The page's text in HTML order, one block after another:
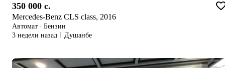
350 000 c.
Mercedes-Benz CLS class, 2016
Автомат · Бензин
3 недели назад
Душанбе